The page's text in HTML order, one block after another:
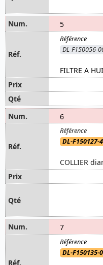
5
DL-F150056-
FILTRE A
6
DL-F150127-
COLLIER
7
DL-F150135-